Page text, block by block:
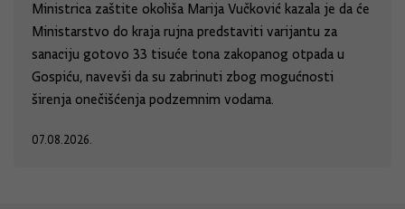
Ministrica zaštite okoliša Marija Vučković kazala je da će
Ministarstvo do kraja rujna predstaviti varijantu za
sanaciju gotovo 33 tisuće tona zakopanog otpada u
Gospiću, navevši da su zabrinuti zbog mogućnosti
širenja onečišćenja podzemnim vodama.
07.08.2026.